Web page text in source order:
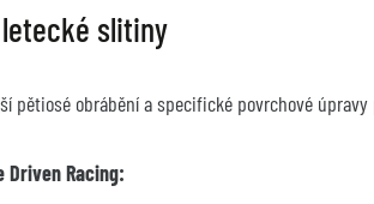
slitiny
pětiosé obrábění a specifické povrchové
Racing: